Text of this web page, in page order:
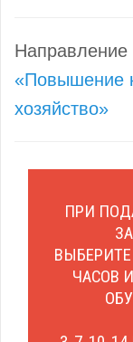
«Повышение
хозяйство»
ПРИ
ЧАСОВ